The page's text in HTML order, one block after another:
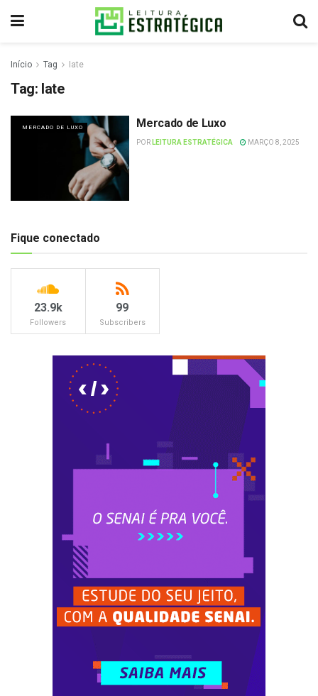
Início Tag Iate
Tag: Iate
MERCADO DE LUXO Mercado de Luxo
POR LEITURA ESTRATÉGICA MARÇO 8, 2025
Fique conectado
23.9k
Followers
99
Subscribers